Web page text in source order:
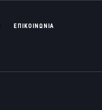
ΕΠΙΚΟΙΝΩΝΙΑ